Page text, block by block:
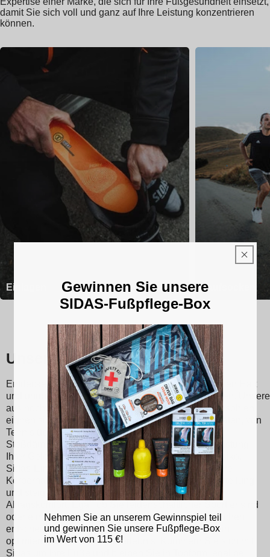
damit Sie sich voll und ganz auf Ihre Leistung konzentrieren
können.
Einlagen Laufsocken
Unsere Sidas-Einlegesohlen
Entdecken Sie Sidas-Einlegesohlen, die für optimalen Halt
und unübertroffenen Komfort bei jedem Schritt sorgen. Unsere
aus hochwertigen Materialien hergestellten Einlegesohlen
eignen sich für verschiedene Sportarten und Aktivitäten, von
Tennis über Skifahren bis hin zum Laufen. Mit ihrer
Stoßdämpfungstechnologie reduzieren sie die Belastung
Ihrer Gelenke und minimieren so das Verletzungsrisiko.
Sidas-Einlegesohlen fördern außerdem eine bessere
Körperhaltung und eine ausgewogene Gewichtsverteilung
und steigern so Ihre sportliche Leistung und Ihren
Alltagskomfort. Egal, ob Sie leidenschaftlicher Sportler sind
oder einfach nur eine bessere Fußunterstützung suchen,
entscheiden Sie sich für Sidas-Einlegesohlen für ein
optimiertes Lauf- und Sporterlebnis. Kümmern Sie sich mit
Sidas um Ihre Füße und bleiben Sie in Topform, egal bei
Gewinnen Sie unsere
SIDAS-Fußpflege-Box
Nehmen Sie an unserem Gewinnspiel teil
und gewinnen Sie unsere Fußpflege-Box
im Wert von 115 €!